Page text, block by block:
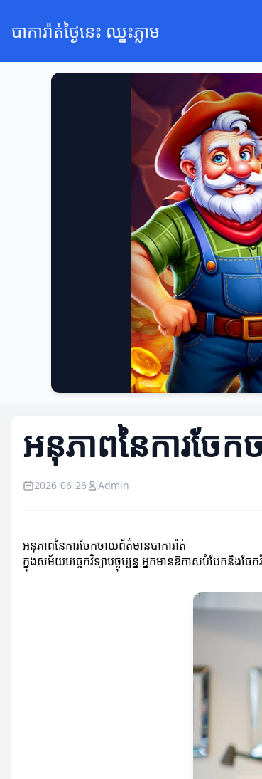
បាការ៉ាត់ថ្ងៃនេះ ឈ្នះភ្លាម
អនុភាពនៃការចែ
2026-06-26 Admin
អនុភាពនៃការចែកចាយព័ត៌មានបាការ៉ាត់
ក្នុងសម័យបច្ចេកវិទ្យាបច្ចុប្បន្ន អ្នកមានឱកាសបំបែកនិង